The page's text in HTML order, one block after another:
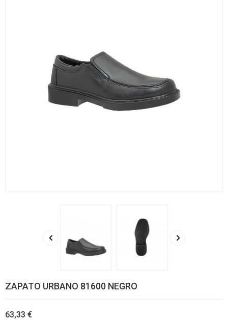
 
ZAPATO URBANO 81600 NEGRO
63,33 €